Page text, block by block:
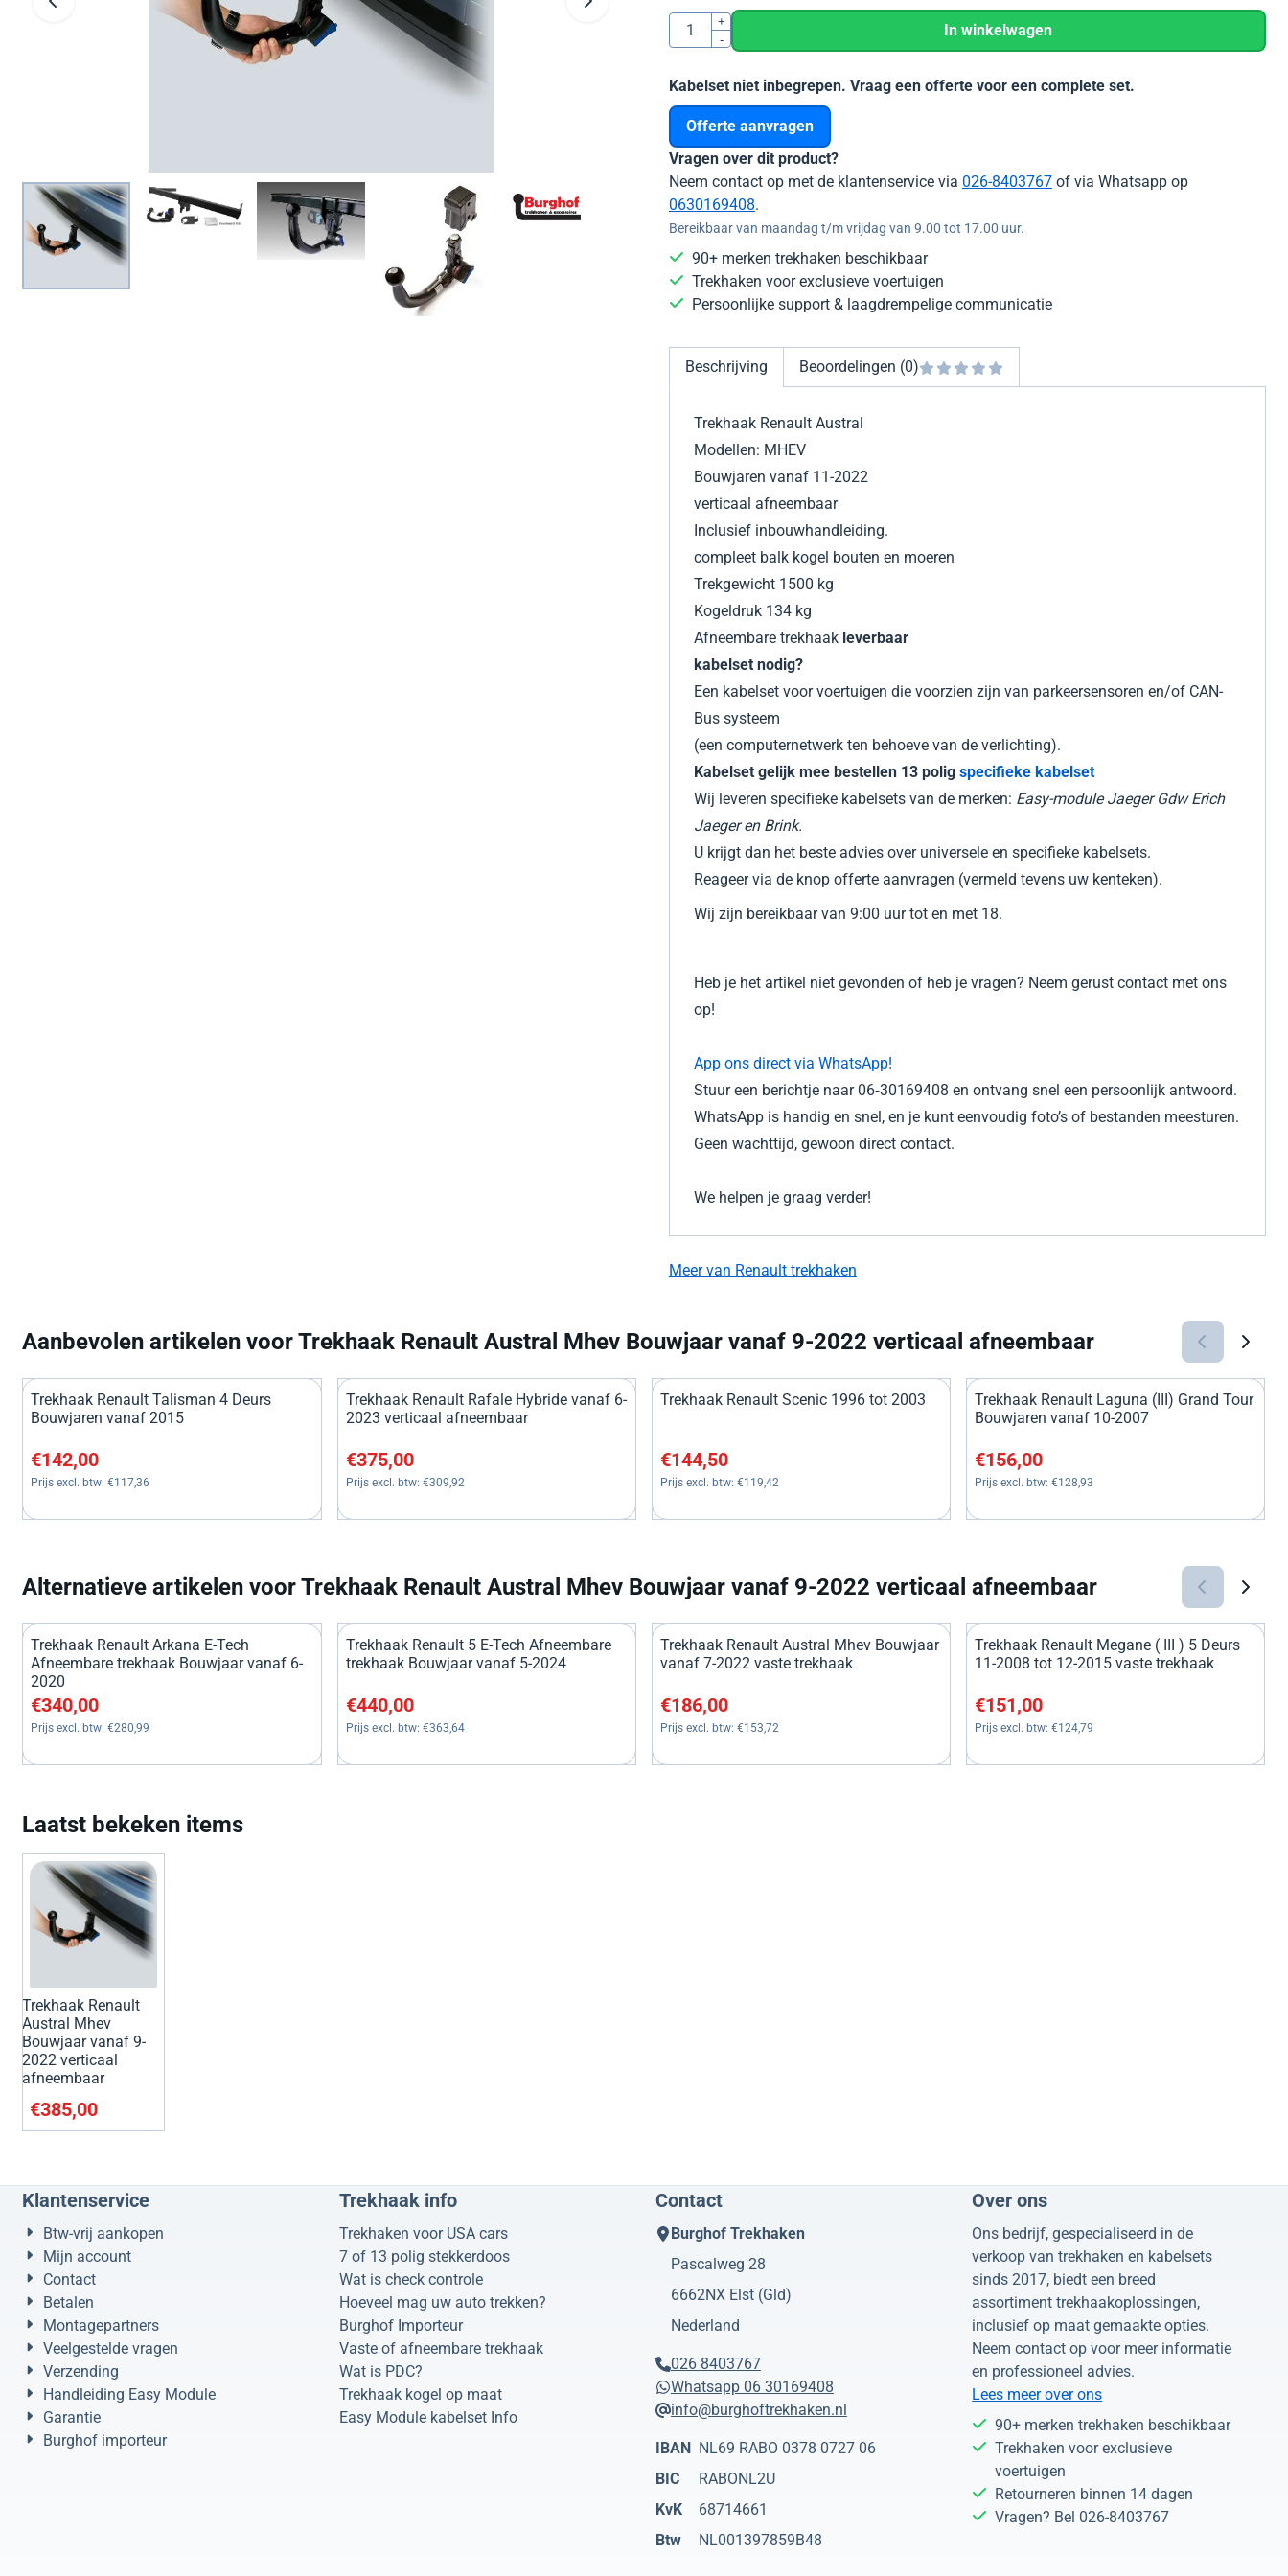
Aantal
+
-
In winkelwagen
Kabelset niet inbegrepen. Vraag een offerte voor een complete set.
Offerte aanvragen
Vragen over dit product?
Neem contact op met de klantenservice via 026-8403767of via Whatsapp op
0630169408.
Bereikbaar van maandag t/m vrijdag van 9.00 tot 17.00 uur.
90+ merken trekhaken beschikbaar
Trekhaken voor exclusieve voertuigen
Persoonlijke support & laagdrempelige communicatie
Beschrijving Beoordelingen (0)
Trekhaak Renault Austral
Modellen: MHEV
Bouwjaren vanaf 11-2022
verticaal afneembaar
Inclusief inbouwhandleiding.
compleet balk kogel bouten en moeren
Trekgewicht 1500 kg
Kogeldruk 134 kg
Afneembare trekhaakleverbaar
kabelset nodig?
Een kabelset voor voertuigen die voorzien zijn van parkeersensoren en/of CAN-
Bus systeem
(een computernetwerk ten behoeve van de verlichting).
Kabelset gelijk mee bestellen 13 polig specifieke kabelset
Wij leveren specifieke kabelsets van de merken: Easy-module Jaeger Gdw Erich
Jaeger en Brink.
U krijgt dan het beste advies over universele en specifieke kabelsets.
Reageer via de knop offerte aanvragen (vermeld tevens uw kenteken).
Wij zijn bereikbaar van 9:00 uur tot en met 18.
Heb je het artikel niet gevonden of heb je vragen? Neem gerust contact met ons
op!
App ons direct via WhatsApp!
Stuur een berichtje naar 06‑30169408 en ontvang snel een persoonlijk antwoord.
WhatsApp is handig en snel, en je kunt eenvoudig foto’s of bestanden meesturen.
Geen wachttijd, gewoon direct contact.
We helpen je graag verder!
Meer van Renault trekhaken
Aanbevolen artikelen voorTrekhaak Renault Austral Mhev Bouwjaar vanaf 9-2022 verticaal afneembaar
Trekhaak Renault Talisman 4 Deurs
Bouwjaren vanaf 2015
Prijs: 142,00, exclusief btw: 117,36
€142,00
Prijs excl. btw: €117,36
Trekhaak Renault Rafale Hybride vanaf 6-
2023 verticaal afneembaar
Prijs: 375,00, exclusief btw: 309,92
€375,00
Prijs excl. btw: €309,92
Trekhaak Renault Scenic 1996 tot 2003
Prijs: 144,50, exclusief btw: 119,42
€144,50
Prijs excl. btw: €119,42
Trekhaak Renault Laguna (III) Grand Tour
Bouwjaren vanaf 10-2007
Prijs: 156,00, exclusief btw: 128,93
€156,00
Prijs excl. btw: €128,93
Alternatieve artikelen voorTrekhaak Renault Austral Mhev Bouwjaar vanaf 9-2022 verticaal afneembaar
Trekhaak Renault Arkana E-Tech
Afneembare trekhaak Bouwjaar vanaf 6-
2020
Prijs: 340,00, exclusief btw: 280,99
€340,00
Prijs excl. btw: €280,99
Trekhaak Renault 5 E-Tech Afneembare
trekhaak Bouwjaar vanaf 5-2024
Prijs: 440,00, exclusief btw: 363,64
€440,00
Prijs excl. btw: €363,64
Trekhaak Renault Austral Mhev Bouwjaar
vanaf 7-2022 vaste trekhaak
Prijs: 186,00, exclusief btw: 153,72
€186,00
Prijs excl. btw: €153,72
Trekhaak Renault Megane ( III ) 5 Deurs
11-2008 tot 12-2015 vaste trekhaak
Prijs: 151,00, exclusief btw: 124,79
€151,00
Prijs excl. btw: €124,79
Laatst bekeken items
Trekhaak Renault
Austral Mhev
Bouwjaar vanaf 9-
2022 verticaal
afneembaar
€385,00
Klantenservice
Btw-vrij aankopen
Mijn account
Contact
Betalen
Montagepartners
Veelgestelde vragen
Verzending
Handleiding Easy Module
Garantie
Burghof importeur
Trekhaak info
Trekhaken voor USA cars
7 of 13 polig stekkerdoos
Wat is check controle
Hoeveel mag uw auto trekken?
Burghof Importeur
Vaste of afneembare trekhaak
Wat is PDC?
Trekhaak kogel op maat
Easy Module kabelset Info
Contact
Burghof Trekhaken
Pascalweg 28
6662NX Elst (Gld)
Nederland
026 8403767
Whatsapp 06 30169408
info@burghoftrekhaken.nl
IBAN NL69 RABO 0378 0727 06
BIC
RABONL2U
KvK
68714661
Btw
NL001397859B48
Over ons
Ons bedrijf, gespecialiseerd in de
verkoop van trekhaken en kabelsets
sinds 2017, biedt een breed
assortiment trekhaakoplossingen,
inclusief op maat gemaakte opties.
Neem contact op voor meer informatie
en professioneel advies.
Lees meer over ons
90+ merken trekhaken beschikbaar
Trekhaken voor exclusieve
voertuigen
Retourneren binnen 14 dagen
Vragen? Bel 026-8403767